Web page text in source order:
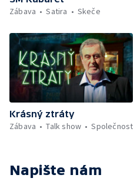
Zábava
Satira Skeče
Krásný ztráty
Zábava
Talk show Společnost
Napište nám